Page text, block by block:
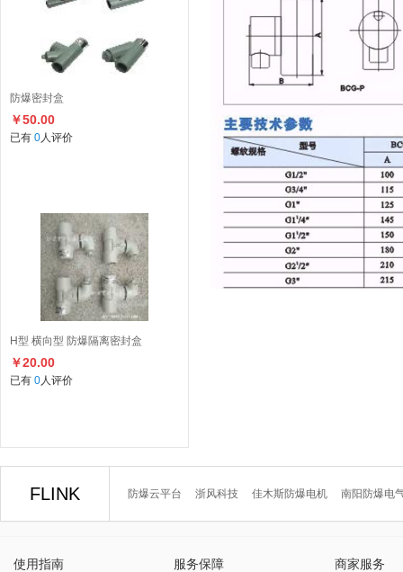
防爆密封盒
￥50.00
已有 0人评价
H型 横向型 防爆隔离密封盒
￥20.00
已有 0人评价
FLINK 防爆云平台 浙风科技 佳木斯防爆电机 南阳防爆电
使用指南 服务保障 商家服务